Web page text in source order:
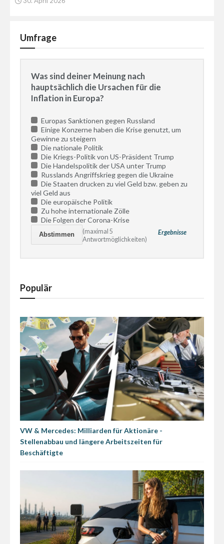
Umfrage
Was sind deiner Meinung nach
hauptsächlich die Ursachen für die
Inflation in Europa?
Europas Sanktionen gegen Russland
Einige Konzerne haben die Krise genutzt, um
Gewinne zu steigern
Die nationale Politik
Die Kriegs-Politik von US-Präsident Trump
Die Handelspolitik der USA unter Trump
Russlands Angriffskrieg gegen die Ukraine
Die Staaten drucken zu viel Geld bzw. geben zu
viel Geld aus
Die europäische Politik
Zu hohe internationale Zölle
Die Folgen der Corona-Krise
Ergebnisse
(maximal 5
Antwortmöglichkeiten)
Populär
VW & Mercedes: Milliarden für Aktionäre -
Stellenabbau und längere Arbeitszeiten für
Beschäftigte